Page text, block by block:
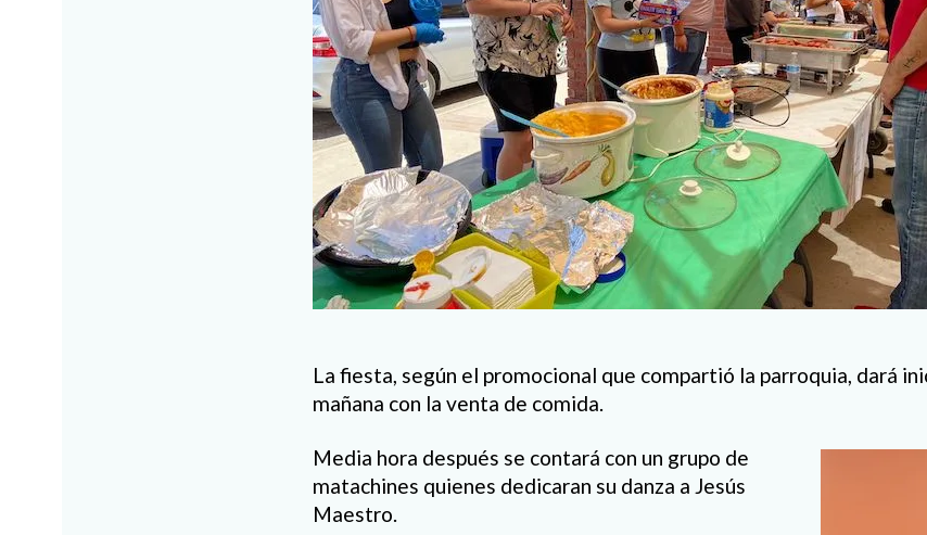
La fiesta, según el promocional que compartió la parroquia, dará
mañana con la venta de comida.
Media hora después se contará con un grupo de
matachines quienes dedicaran su danza a Jesús
Maestro.